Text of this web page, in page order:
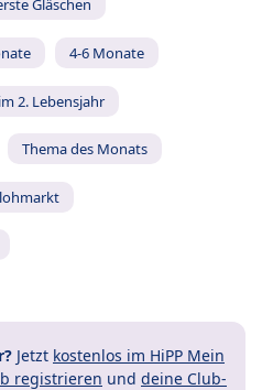
Gläschen
4-6 Monate
2. Lebensjahr
Thema des Monats
Jetzt kostenlos im HiPP Mein
registrieren und deine Club-